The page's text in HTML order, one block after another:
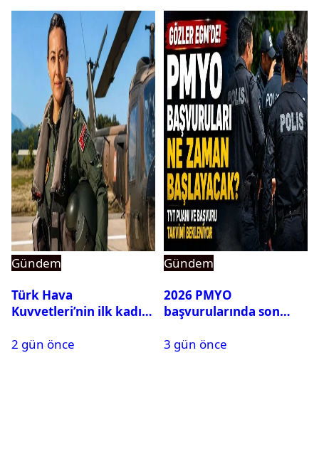
Gündem
Türk Hava
Kuvvetleri’nin ilk kadın
Karapınar hakkında
2 gün önce
Gündem
2026 PMYO
başvurularında son
3 gün önce